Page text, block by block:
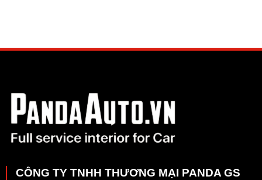
CÔNG TY TNHH THƯƠNG MẠI PANDA GS